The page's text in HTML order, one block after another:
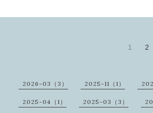
1 2
2026-03（3） 2025-11（1）
2025-04（1） 2025-03（3）